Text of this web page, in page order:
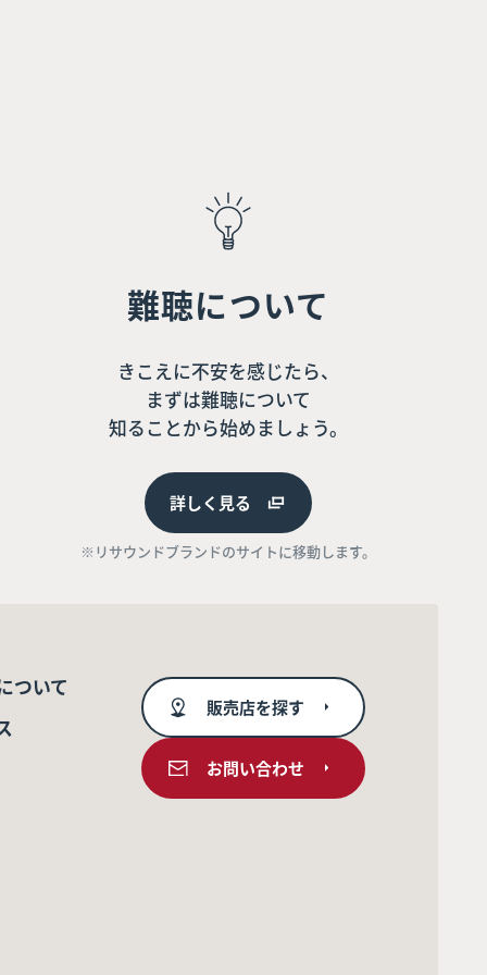
難聴について
きこえに不安を感じたら、
まずは難聴について
知ることから始めましょう。
詳しく見る
※リサウンドブランドのサイトに移動します。
ついて
販売店を探す
お問い合わせ